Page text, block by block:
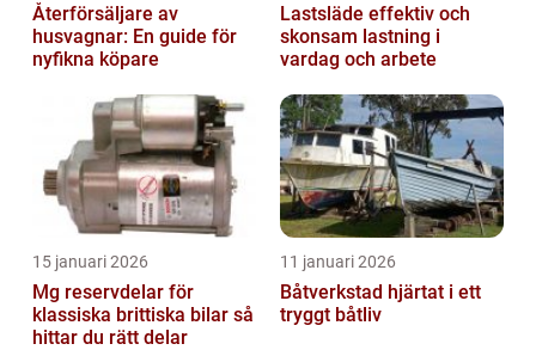
Återförsäljare av
husvagnar: En guide för
nyfikna köpare
Lastsläde effektiv och
skonsam lastning i
vardag och arbete
15 januari 2026
Mg reservdelar för
klassiska brittiska bilar så
hittar du rätt delar
11 januari 2026
Båtverkstad hjärtat i ett
tryggt båtliv